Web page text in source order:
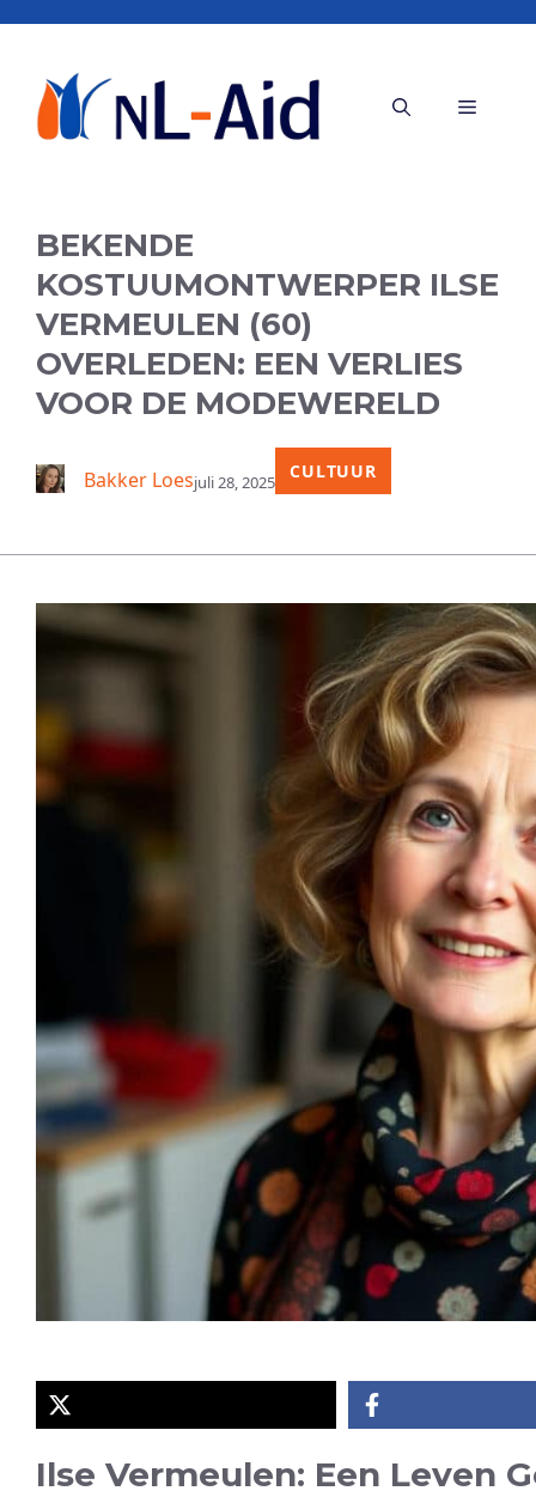
inhoud
Menu
BEKENDE
KOSTUUMONTWERPER ILSE
VERMEULEN (60)
OVERLEDEN: EEN VERLIES
VOOR DE MODEWERELD
Bakker Loesjuli 28, 2025 CULTUUR
Ilse Vermeulen: Een Leven